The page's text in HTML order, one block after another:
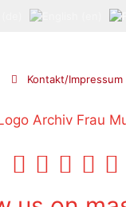
Kontakt/Impressum